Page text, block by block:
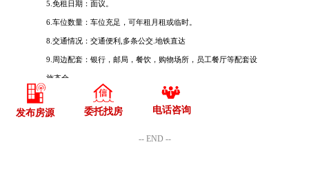
发布房源 委托找房 电话咨询
-- END --